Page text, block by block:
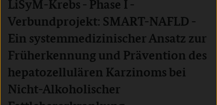
LiSyM-Krebs - Phase I -
Verbundprojekt: SMART-NAFLD -
Ein systemmedizinischer Ansatz zur
Früherkennung und Prävention des
hepatozellulären Karzinoms bei
Nicht-Alkoholischer